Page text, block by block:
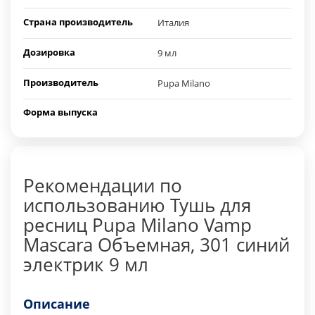
Страна производитель Италия
Дозировка 9 мл
Производитель Pupa Milano
Форма выпуска
Рекомендации по
использованию Тушь для
ресниц Pupa Milano Vamp
Mascara Объемная, 301 синий
электрик 9 мл
Описание